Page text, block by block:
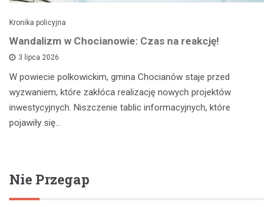
Kronika policyjna
Wandalizm w Chocianowie: Czas na reakcję!
3 lipca 2026
W powiecie polkowickim, gmina Chocianów staje przed
wyzwaniem, które zakłóca realizację nowych projektów
inwestycyjnych. Niszczenie tablic informacyjnych, które
pojawiły się…
Nie Przegap